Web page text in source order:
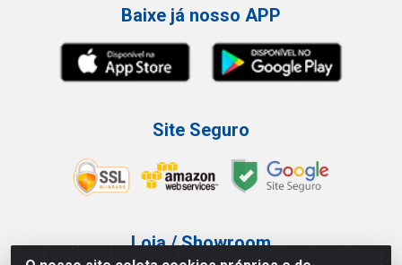
Baixe já nosso APP
Site Seguro
Loja / Showroom